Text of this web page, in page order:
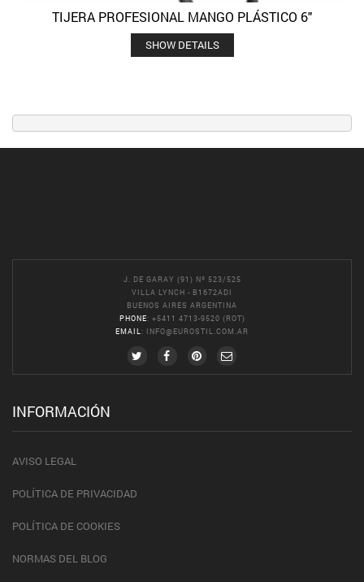
TIJERA PROFESIONAL MANGO PLÁSTICO 6″
SHOW DETAILS
J. DE GARAY (91) Nº 523/525
VILLA LYNCH - B1672ADI
BUENOS AIRES ARGENTINA
PHONE: +5411 4713-9520 (ROT)
EMAIL : INFO@EUROSTIL.COM.AR
INFORMACIÓN
AVISO LEGAL
POLÍTICA DE PRIVACIDAD
POLÍTICA DE COOKIES
NORMAS DEL BLOG